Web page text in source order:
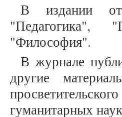
В издании
"Педагогика",
"Философия".
В журнале
другие
гуманитарных